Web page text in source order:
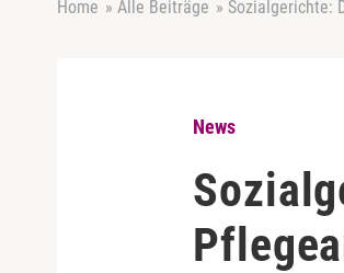
Home » Alle Beiträge » Sozialgerichte:
News